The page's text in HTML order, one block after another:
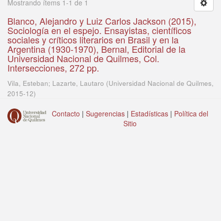
Mostrando ítems 1-1 de 1
Blanco, Alejandro y Luiz Carlos Jackson (2015),
Sociología en el espejo. Ensayistas, científicos
sociales y críticos literarios en Brasil y en la
Argentina (1930-1970), Bernal, Editorial de la
Universidad Nacional de Quilmes, Col.
Intersecciones, 272 pp.
Vila, Esteban; Lazarte, Lautaro (Universidad Nacional de Quilmes,
2015-12)
Contacto | Sugerencias | Estadísticas | Política del
Sitio